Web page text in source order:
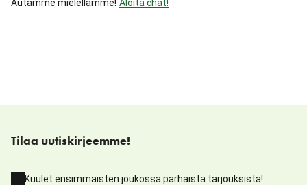
Autamme mielellämme! Aloita chat!
Tilaa uutiskirjeemme!
Kuulet ensimmäisten joukossa parhaista tarjouksista!